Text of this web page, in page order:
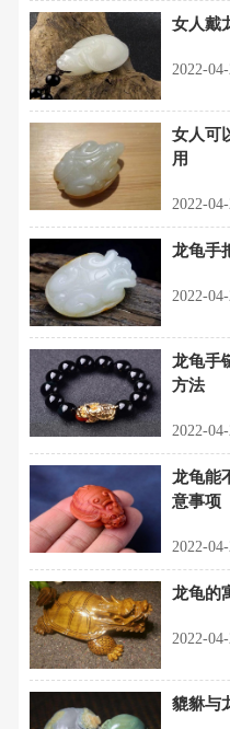
女人戴
2022-
女人可
用
2022-
龙龟手
2022-
龙龟手
方法
2022-
龙龟能
意事项
2022-
龙龟的
2022-
貔貅与